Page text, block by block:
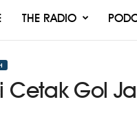
THE RADIO
Cetak Gol